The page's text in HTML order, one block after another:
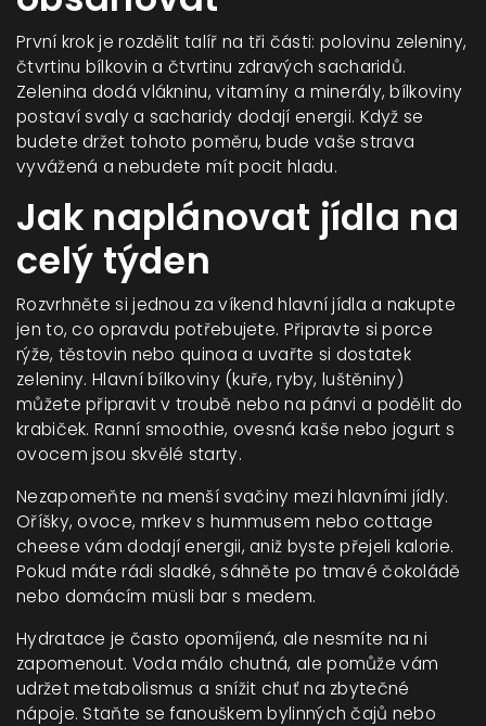
První krok je rozdělit talíř na tři části: polovinu zeleniny,
čtvrtinu bílkovin a čtvrtinu zdravých sacharidů.
Zelenina dodá vlákninu, vitamíny a minerály, bílkoviny
postaví svaly a sacharidy dodají energii. Když se
budete držet tohoto poměru, bude vaše strava
vyvážená a nebudete mít pocit hladu.
Jak naplánovat jídla na
celý týden
Rozvrhněte si jednou za víkend hlavní jídla a nakupte
jen to, co opravdu potřebujete. Připravte si porce
rýže, těstovin nebo quinoa a uvařte si dostatek
zeleniny. Hlavní bílkoviny (kuře, ryby, luštěniny)
můžete připravit v troubě nebo na pánvi a podělit do
krabiček. Ranní smoothie, ovesná kaše nebo jogurt s
ovocem jsou skvělé starty.
Nezapomeňte na menší svačiny mezi hlavními jídly.
Oříšky, ovoce, mrkev s hummusem nebo cottage
cheese vám dodají energii, aniž byste přejeli kalorie.
Pokud máte rádi sladké, sáhněte po tmavé čokoládě
nebo domácím müsli bar s medem.
Hydratace je často opomíjená, ale nesmíte na ni
zapomenout. Voda málo chutná, ale pomůže vám
udržet metabolismus a snížit chuť na zbytečné
nápoje. Staňte se fanouškem bylinných čajů nebo